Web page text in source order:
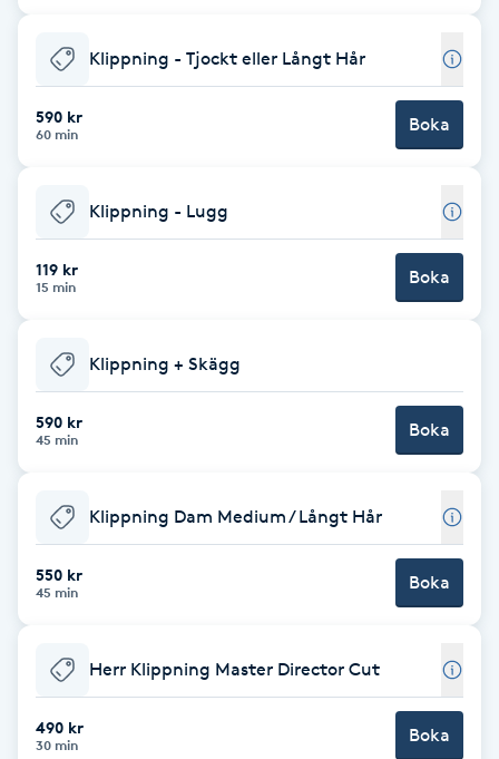
Fotsvamp
Fotvård
Fransar
Fransborttagning
Fransfärgning
Fransförlängning Megavolym
Fransk manikyr
Fransrengöring
Klippning - Tjockt eller Långt Hår
590 kr
60 min Boka
Klippning - Lugg
119 kr
15 min Boka
Klippning + Skägg
590 kr
45 min Boka
Klippning Dam Medium / Långt Hår
550 kr
45 min Boka
Herr Klippning Master Director Cut
490 kr
30 min Boka